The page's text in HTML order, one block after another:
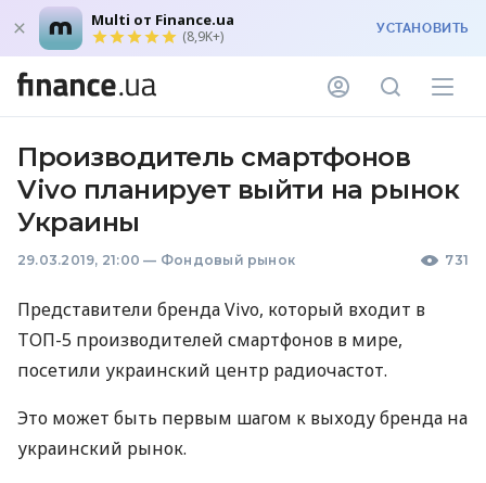
Multi от Finance.ua
(8,9K+) УСТАНОВИТЬ
Производитель смартфонов
Vivo планирует выйти на рынок
Украины
29.03.2019, 21:00 — Фондовый рынок 731
Представители бренда Vivo, который входит в
ТОП-5 производителей смартфонов в мире,
посетили украинский центр радиочастот.
Это может быть первым шагом к выходу бренда на
украинский рынок.